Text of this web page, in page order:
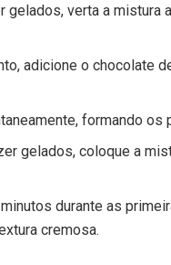
gelados, verta a mistura
adicione o chocolate
formando
gelados, coloque a
durante as
cremosa.